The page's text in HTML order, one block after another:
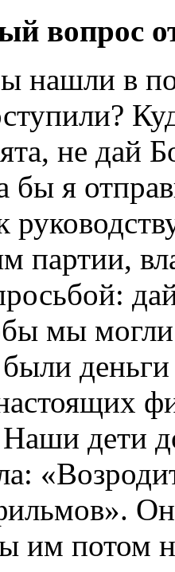
вопрос
нашли в
не дай
я
партии,
мы
Наши дети
им потом